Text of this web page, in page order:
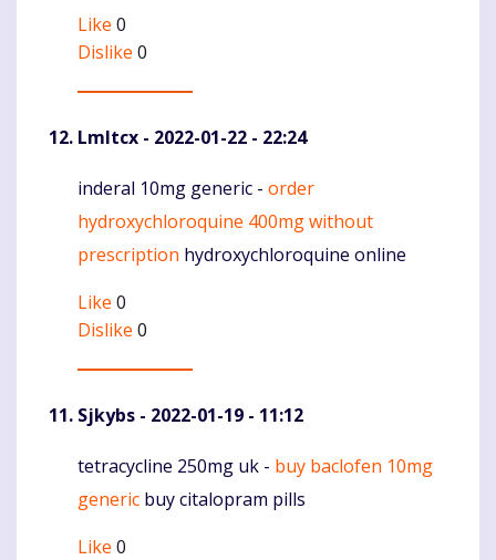
Like 0
Dislike 0
Lmltcx - 2022-01-22 - 22:24
Komentaras
inderal 10mg generic - order
hydroxychloroquine 400mg without
prescription hydroxychloroquine online
Like 0
Dislike 0
Sjkybs - 2022-01-19 - 11:12
Komentaras
tetracycline 250mg uk - buy baclofen 10mg
generic buy citalopram pills
Like 0